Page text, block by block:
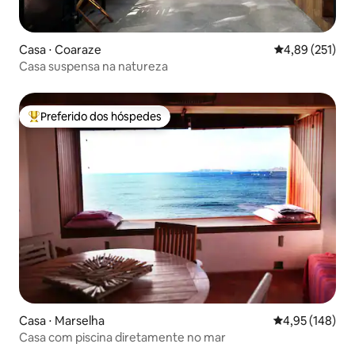
Casa ⋅ Coaraze 4,89 de uma
4,89 (251)
Casa suspensa na natureza
Entre os melhores preferidos dos hóspedes
Preferido dos hóspedes
Casa ⋅ Marselha 4,95 de uma
4,95 (148)
Casa com piscina diretamente no mar